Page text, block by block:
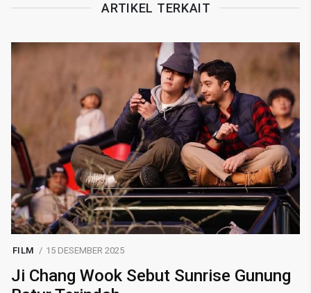
ARTIKEL TERKAIT
FILM 15 DESEMBER 2025
Ji Chang Wook Sebut Sunrise Gunung